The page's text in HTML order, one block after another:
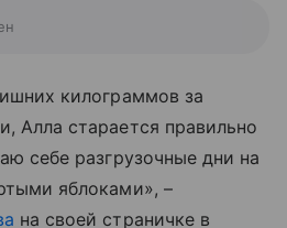
килограммов за
Алла старается правильно
себе разгрузочные дни на
яблоками», –
на своей страничке в